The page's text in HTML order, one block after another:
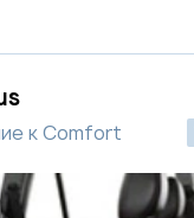
к Comfort